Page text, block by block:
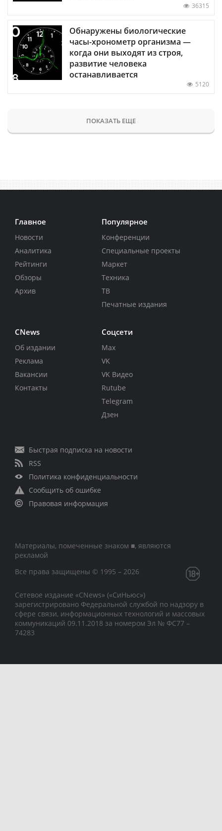
36315
Обнаружены биологические
часы-хронометр организма —
когда они выходят из строя,
развитие человека
останавливается
5120
ПОКАЗАТЬ ЕЩЕ
Главное
Новости
Аналитика
Рейтинги
Обзоры
Архив
Популярное
Конференции
Специальные проекты
Маркет
Техника
ТВ
Печатные издания
CNews
Об издании
Реклама
Вакансии
Контакты
Соцсети
Max
VK
VK Видео
Rutube
Telegram
Дзен
Быстрая подписка на новости
RSS
Политика конфиденциальности
Сообщить об ошибке
Правовая информация
Материалы, помеченные знаком ■, являются
рекламой
Все права защищены © 1995 – 2026
Сетевое издание «CNews» («СиНьюс»)
зарегистрировано Федеральной службой по надзору в
сфере связи, информационных технологий и массовых
коммуникаций 09.11.2018 за номером Эл № ФС77 –
74283